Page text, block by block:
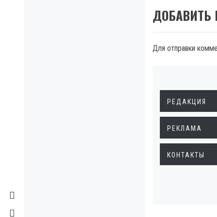
ДОБАВИТЬ
Для отправки
РЕДАКЦИЯ
РЕКЛАМА
КОНТАКТЫ